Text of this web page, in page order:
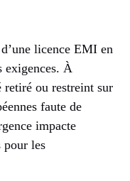
licence EMI en
exigences. À
retiré ou restreint sur
faute de
impacte
pour les